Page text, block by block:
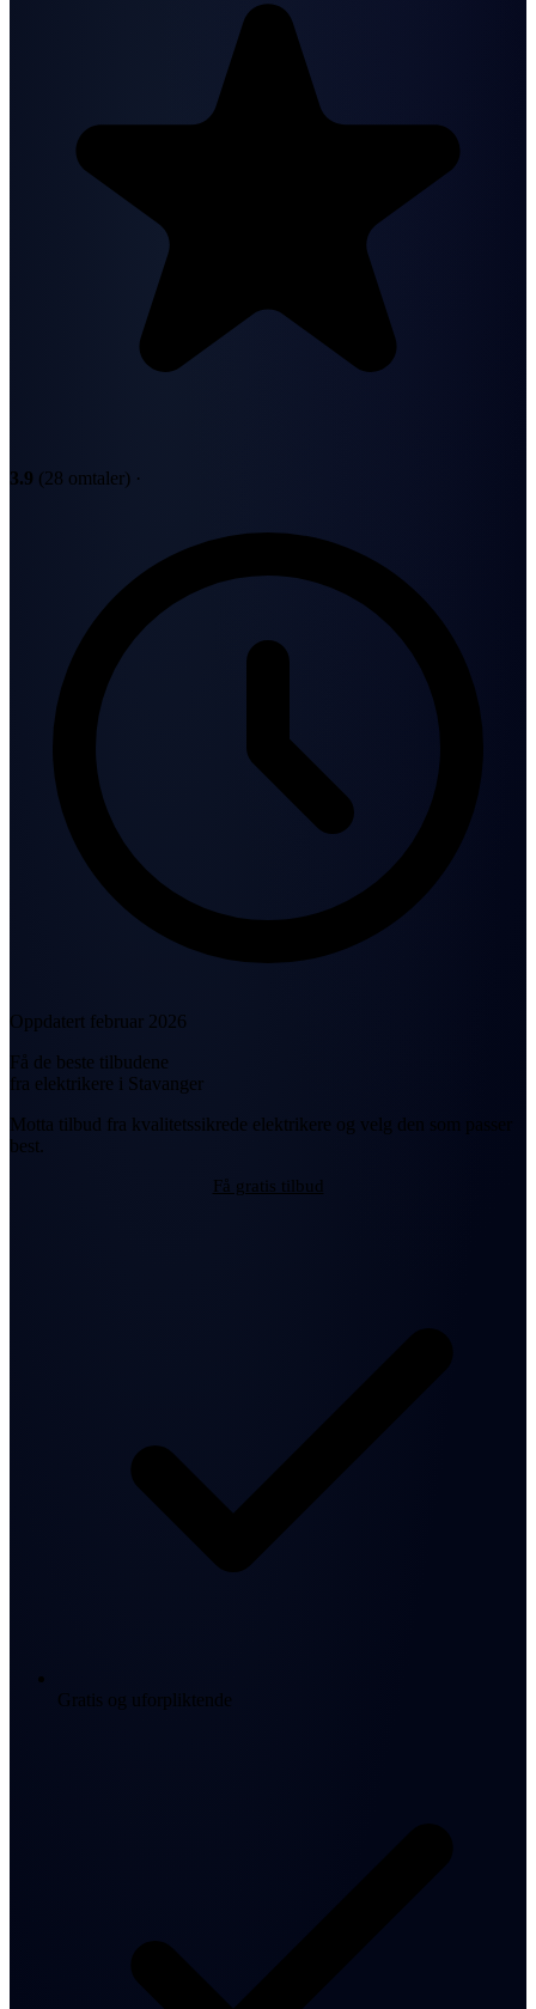
3.9 (28 omtaler) ·
Oppdatert februar 2026
Få de beste tilbudene
fra elektrikere i Stavanger
Motta tilbud fra kvalitetssikrede elektrikere og velg den som passer
best.
Få gratis tilbud
Gratis og uforpliktende